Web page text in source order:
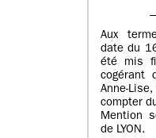
Aux
date du
été mis
cogérant
Anne-
compter
Mention
de LYON.